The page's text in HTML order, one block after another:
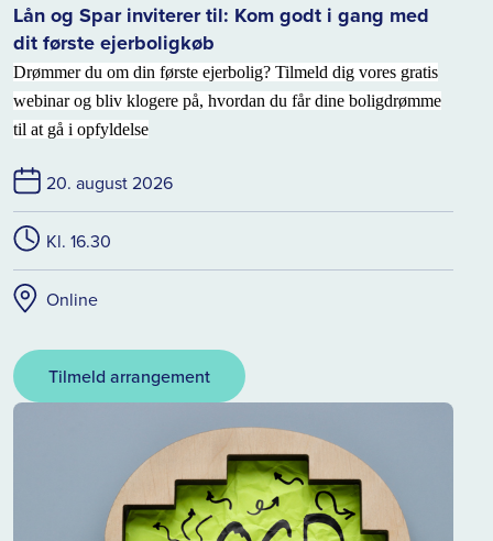
Lån og Spar inviterer til: Kom godt i gang med
dit første ejerboligkøb
Drømmer du om din første ejerbolig? Tilmeld dig vores gratis
webinar og bliv klogere på, hvordan du får dine boligdrømme
til at gå i opfyldelse
20. august 2026
Kl. 16.30
Online
Tilmeld arrangement